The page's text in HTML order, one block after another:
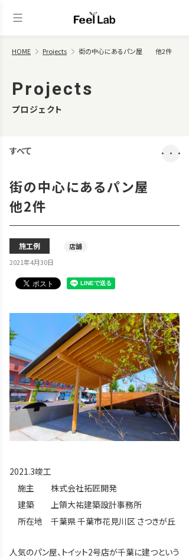
HOME Projects 街の中心にあるパン屋 他2件
Projects
プロジェクト
すべて ・・・
街の中心にあるパン屋
他2件
施工例
店舗
2021年4月30日
2021.3竣工
施主 株式会社拓匠開発
建築 上領大祐建築設計事務所
所在地 千葉県 千葉市花見川区 さつきが丘
人気のパン屋、トイット2号店が千葉に建つという